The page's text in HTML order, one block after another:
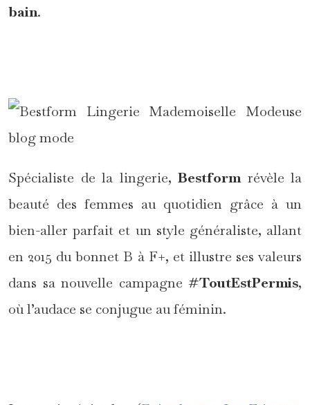
bain.
Spécialiste de la lingerie, Bestformrévèle la
beauté des femmes au quotidien grâce à un
bien-aller parfait et un style généraliste, allant
en 2015 du bonnet B à F+, et illustre ses valeurs
dans sa nouvelle campagne #ToutEstPermis,
où l’audace se conjugue au féminin.